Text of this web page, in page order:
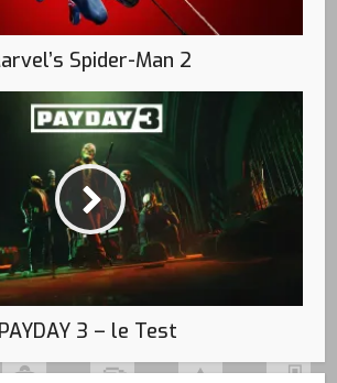
Spider-Man 2
PAYDAY 3 – le Test